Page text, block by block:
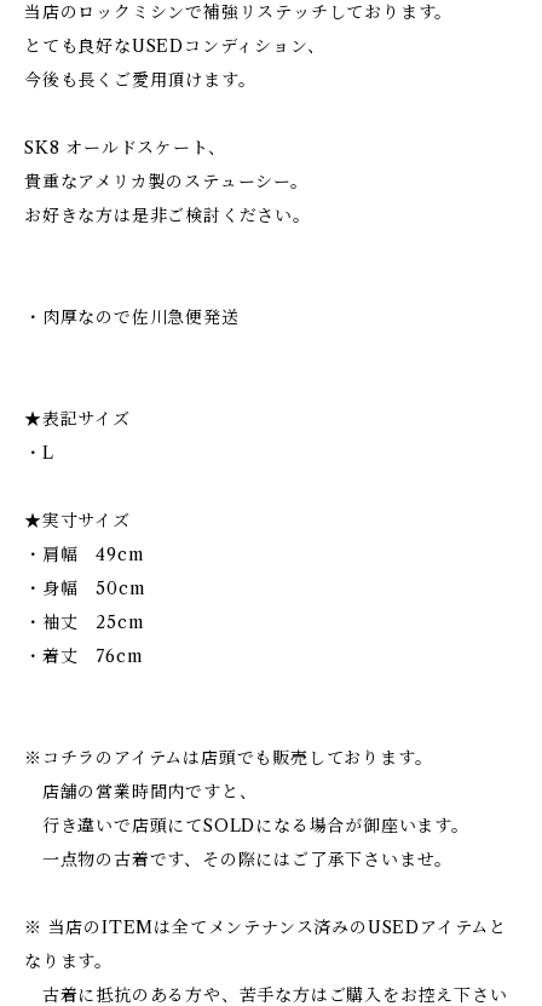
当店のロックミシンで補強リステッチしております。
とても良好なUSEDコンディション、
今後も長くご愛用頂けます。
SK8 オールドスケート、
貴重なアメリカ製のステューシー。
お好きな方は是非ご検討ください。
・肉厚なので佐川急便発送
★表記サイズ
・L
★実寸サイズ
・肩幅 49cm
・身幅 50cm
・袖丈 25cm
・着丈 76cm
※コチラのアイテムは店頭でも販売しております。
店舗の営業時間内ですと、
行き違いで店頭にてSOLDになる場合が御座います。
一点物の古着です、その際にはご了承下さいませ。
※ 当店のITEMは全てメンテナンス済みのUSEDアイテムと
なります。
古着に抵抗のある方や、苦手な方はご購入をお控え下さい